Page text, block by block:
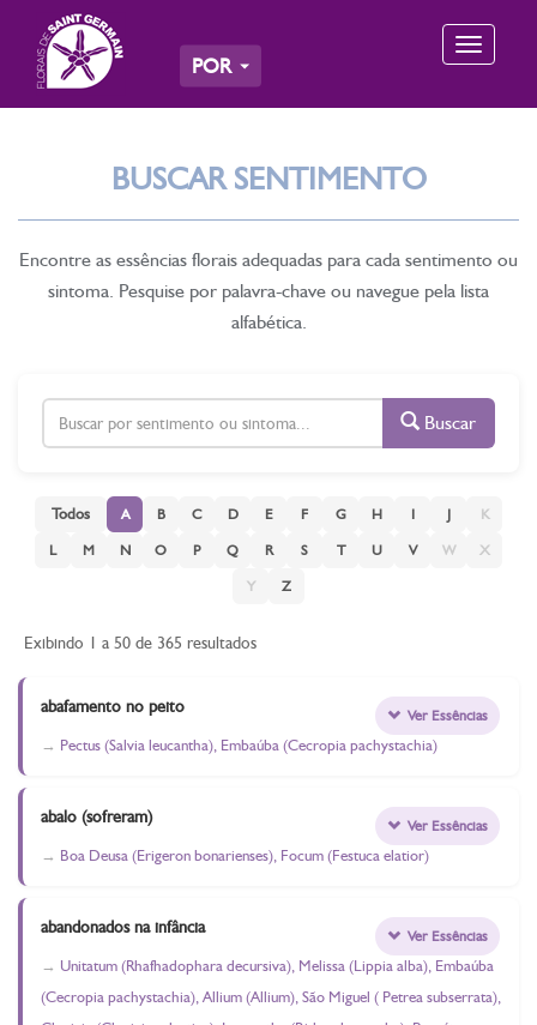
Toggle
POR
BUSCAR SENTIMENTO
Encontre as essências florais adequadas para cada sentimento ou
sintoma. Pesquise por palavra-chave ou navegue pela lista
alfabética.
Buscar
Todos A B C D E F G H I J K
L M N O P Q R S T U V W X
Y Z
Exibindo 1 a 50 de 365 resultados
abafamento no peito
Pectus (Salvia leucantha), Embaúba (Cecropia pachystachia)
Ver Essências
abalo (sofreram)
Boa Deusa (Erigeron bonarienses), Focum (Festuca elatior)
Ver Essências
abandonados na infância
Unitatum (Rhafhadophara decursiva), Melissa (Lippia alba), Embaúba
(Cecropia pachystachia), Allium (Allium), São Miguel ( Petrea subserrata),
Ver Essências